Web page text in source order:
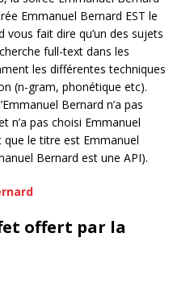
Emmanuel Bernard EST le
fait dire qu’un des sujets
full-text dans les
les différentes techniques
(n-gram, phonétique etc).
Bernard n’a pas
n’a pas choisi Emmanuel
le titre est Emmanuel
Bernard est une API).
offert par la